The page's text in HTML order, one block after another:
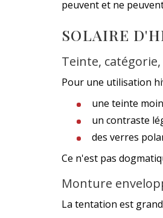
peuvent et ne
SOLAIRE
Teinte,
Pour une utilisation
une teinte
un contraste
des verres
Ce n'est pas
Monture
La tentation est